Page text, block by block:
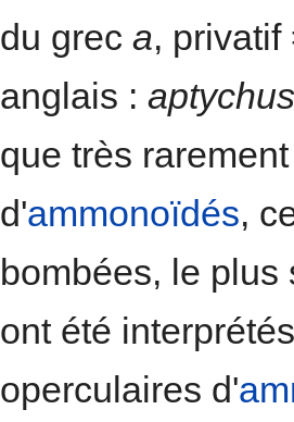
du grec a,
anglais : aptychus
que très
d'ammonoïdés,
bombées, le
ont été
operculaires d'